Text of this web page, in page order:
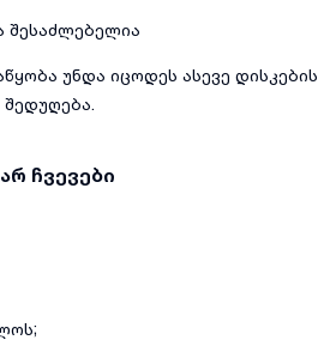
შესაძლებელია
უნდა იცოდეს ასევე დისკების
ჩვევები